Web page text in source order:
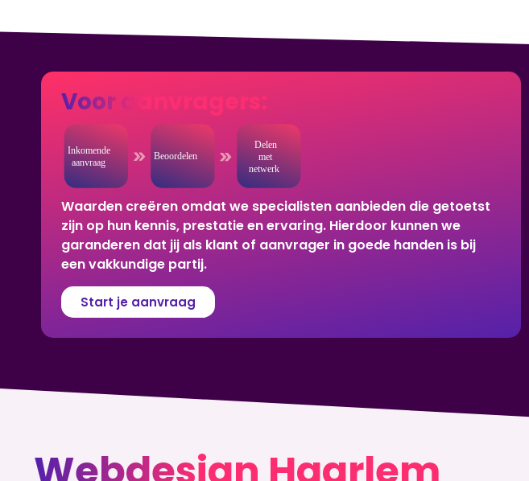
Voor aanvragers:
Waarden creëren omdat we specialisten aanbieden die getoetst
zijn op hun kennis, prestatie en ervaring. Hierdoor kunnen we
garanderen dat jij als klant of aanvrager in goede handen is bij
een vakkundige partij.
Start je aanvraag